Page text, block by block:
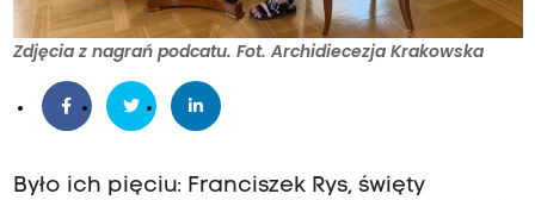
Zdjęcia z nagrań podcatu. Fot. Archidiecezja Krakowska
Było ich pięciu: Franciszek Rys, święty